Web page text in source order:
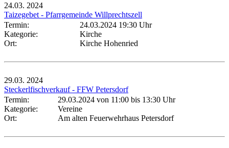
24.03. 2024
Taizegebet - Pfarrgemeinde Willprechtszell
Termin:
24.03.2024 19:30 Uhr
Kategorie:
Kirche
Ort:
Kirche Hohenried
29.03. 2024
Steckerlfischverkauf - FFW Petersdorf
Termin:
29.03.2024 von 11:00 bis 13:30 Uhr
Kategorie:
Vereine
Ort:
Am alten Feuerwehrhaus Petersdorf